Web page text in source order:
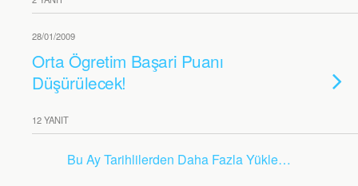
28/01/2009
Orta Ögretim Başari Puanı
Düşürülecek!
12 YANIT
Bu Ay Tarihlilerden Daha Fazla Yükle…